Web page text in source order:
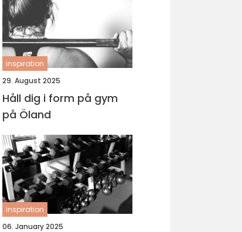
inspiration
29. August 2025
Håll dig i form på gym
på Öland
inspiration
06. January 2025